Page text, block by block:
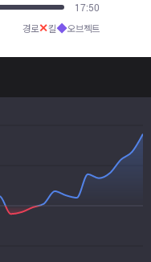
19:47
경로✕킬◆오브젝트